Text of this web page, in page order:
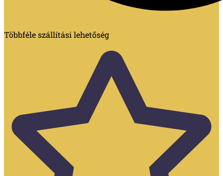
Többféle szállítási lehetőség